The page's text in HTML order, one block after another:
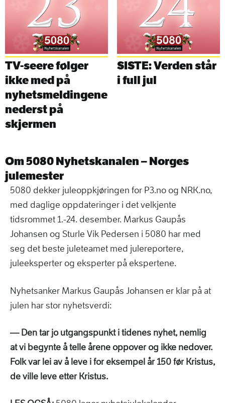
TV-seere følger
ikke med på
nyhetsmeldingene
nederst på
skjermen
SISTE: Verden står
i full jul
Om 5080 Nyhetskanalen – Norges
julemester
5080 dekker juleoppkjøringen for P3.no og NRK.no,
med daglige oppdateringer i det velkjente
tidsrommet 1.-24. desember. Markus Gaupås
Johansen og Sturle Vik Pedersen i 5080 har med
seg det beste juleteamet med julereportere,
juleeksperter og eksperter på ekspertene.
Nyhetsanker Markus Gaupås Johansen er klar på at
julen har stor nyhetsverdi:
— Den tar jo utgangspunkt i tidenes nyhet, nemlig
at vi begynte å telle årene oppover og ikke nedover.
Folk var lei av å leve i for eksempel år 150 før Kristus,
de ville leve etter Kristus.